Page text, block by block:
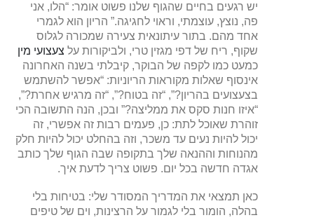
יש רגעים בחיים שהגוף שלנו פשוט אומר: “הלו, אני
פה, נוצץ, עוצמתי, וראוי לחגיגה.” הריון הוא לגמרי
אחד מהם. בתור עיתונאית צעירה שמכורה לגלוס
שקוף, ריח של דפי מגזין טרי, ולביקורות על צעצועי מין
כמעט כמו לקפה של הבוקר, קיבלתי בשנה האחרונה
אינסוף שאלות מקוראות הריוניות: “אפשר להשתמש
בצעצועים בהריון?”, “זה בטוח?”, “זה מרגיש אחרת?”,
“איזו חנות סקס את ממליצה?” ובכן, הנה התשובה הכי
זוהרת שאוכל לתת: כן, פעמים רבות זה אפשרי, זה
יכול להיות נעים עד משכר, וזה בהחלט יכול להיות חלק
מהנוחות וההנאה שלך בתקופה שבה הגוף שלך כותב
אגדה חדשה בכל יום. פשוט צריך לדעת איך.
כאן תמצאי את המדריך המסודר שלי: בטיחות בלי
בהלה, הומור בלי לגמור על הרצינות, וים של טיפים